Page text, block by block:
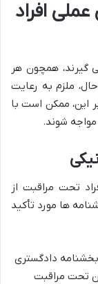
افراد
گیرند، همچون هر
ملزم به رعایت
این، ممکن است با
شوند.
تحت مراقبت از
ها مورد تأکید
مطابق بند ۷ بخشنامه دادگستری
محکومین تحت مراقبت